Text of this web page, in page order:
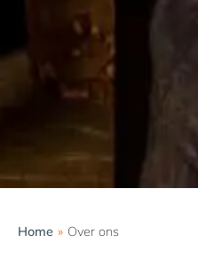
Home » Over ons